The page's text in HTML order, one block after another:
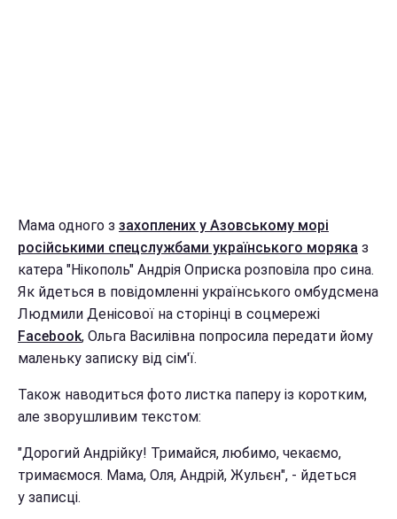
Мама одного з захоплених у Азовському морі
російськими спецслужбами українського моряка з
катера "Нікополь" Андрія Оприска розповіла про сина.
Як йдеться в повідомленні українського омбудсмена
Людмили Денісової на сторінці в соцмережі
Facebook, Ольга Василівна попросила передати йому
маленьку записку від сім'ї.
Також наводиться фото листка паперу із коротким,
але зворушливим текстом:
"Дорогий Андрійку! Тримайся, любимо, чекаємо,
тримаємося. Мама, Оля, Андрій, Жульєн", - йдеться
у записці.